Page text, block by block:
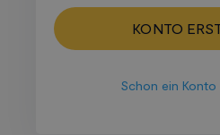
KONTO
Schon ein Konto